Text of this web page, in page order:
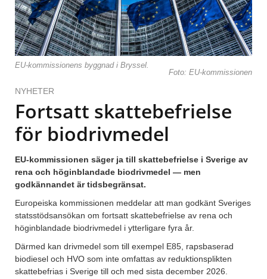
EU-kommissionens byggnad i Bryssel.
Foto: EU-kommissionen
NYHETER
Fortsatt skattebefrielse
för biodrivmedel
EU-kommissionen säger ja till skattebefrielse i Sverige av
rena och höginblandade biodrivmedel — men
godkännandet är tidsbegränsat.
Europeiska kommissionen meddelar att man godkänt Sveriges
statsstödsansökan om fortsatt skattebefrielse av rena och
höginblandade biodrivmedel i ytterligare fyra år.
Därmed kan drivmedel som till exempel E85, rapsbaserad
biodiesel och HVO som inte omfattas av reduktionsplikten
skattebefrias i Sverige till och med sista december 2026.